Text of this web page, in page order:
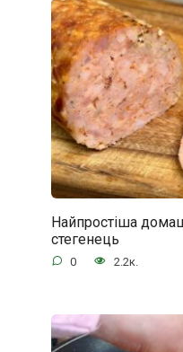
Найпростіша
стегенець
0 2.2к.